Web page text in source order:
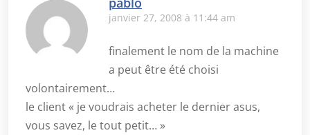
janvier 27, 2008 à 11:44 am
finalement le nom de la machine
a peut être été choisi
volontairement…
le client « je voudrais acheter le dernier asus,
vous savez, le tout petit… »